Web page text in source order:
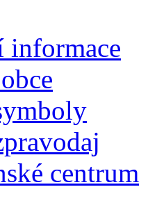
informace
centrum